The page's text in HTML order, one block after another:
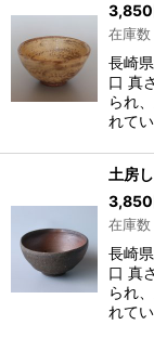
3,850
在庫数
長崎
口 真
られ
れて
土房
3,850
在庫数
長崎
口 真
られ
れて